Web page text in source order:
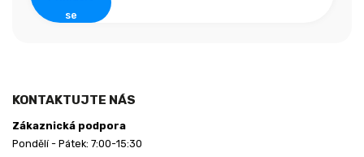
se
KONTAKTUJTE NÁS
Zákaznická podpora
Pondělí - Pátek: 7:00-15:30